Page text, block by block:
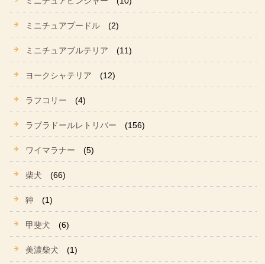
ミニチュアプードル (2)
ミニチュアブルテリア (11)
ヨークシャテリア (12)
ラフコリー (4)
ラブラドールレトリバー (156)
ワイマラナー (5)
柴犬 (66)
狆 (1)
甲斐犬 (6)
美濃柴犬 (1)